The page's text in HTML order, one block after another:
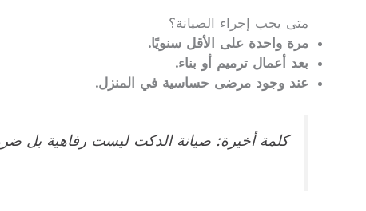
متى يجب إجراء الصيانة؟
مرة واحدة على الأقل سنويًا.
بعد أعمال ترميم أو بناء.
عند وجود مرضى حساسية في المنزل.
كلمة أخيرة: صيانة الدكت ليست رفاهية بل